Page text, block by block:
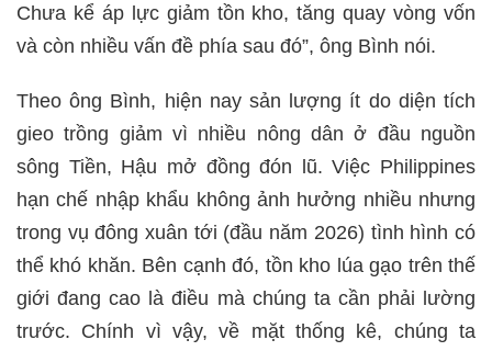
Chưa kể áp lực giảm tồn kho, tăng quay vòng vốn
và còn nhiều vấn đề phía sau đó”, ông Bình nói.
Theo ông Bình, hiện nay sản lượng ít do diện tích
gieo trồng giảm vì nhiều nông dân ở đầu nguồn
sông Tiền, Hậu mở đồng đón lũ. Việc Philippines
hạn chế nhập khẩu không ảnh hưởng nhiều nhưng
trong vụ đông xuân tới (đầu năm 2026) tình hình có
thể khó khăn. Bên cạnh đó, tồn kho lúa gạo trên thế
giới đang cao là điều mà chúng ta cần phải lường
trước. Chính vì vậy, về mặt thống kê, chúng ta